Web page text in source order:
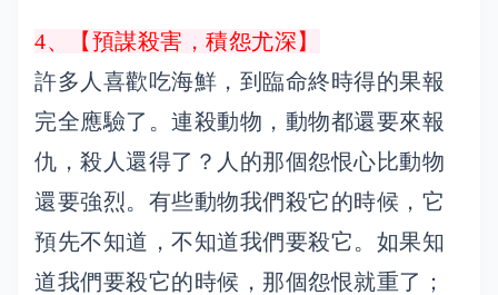
4、【預謀殺害，積怨尤深】
許多人喜歡吃海鮮，到臨命終時得的果報
完全應驗了。連殺動物，動物都還要來報
仇，殺人還得了？人的那個怨恨心比動物
還要強烈。有些動物我們殺它的時候，它
預先不知道，不知道我們要殺它。如果知
道我們要殺它的時候，那個怨恨就重了；